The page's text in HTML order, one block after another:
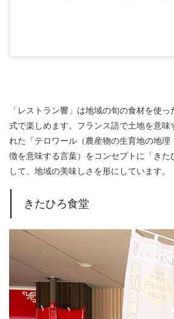
「レストラン響」は地域の旬の食材を使
式で楽しめます。フランス語で土地を意味
れた「テロワール（農産物の生育地の地
徴を意味する言葉）をコンセプトに「き
して、地域の美味しさを形にしています。
きたひろ食堂